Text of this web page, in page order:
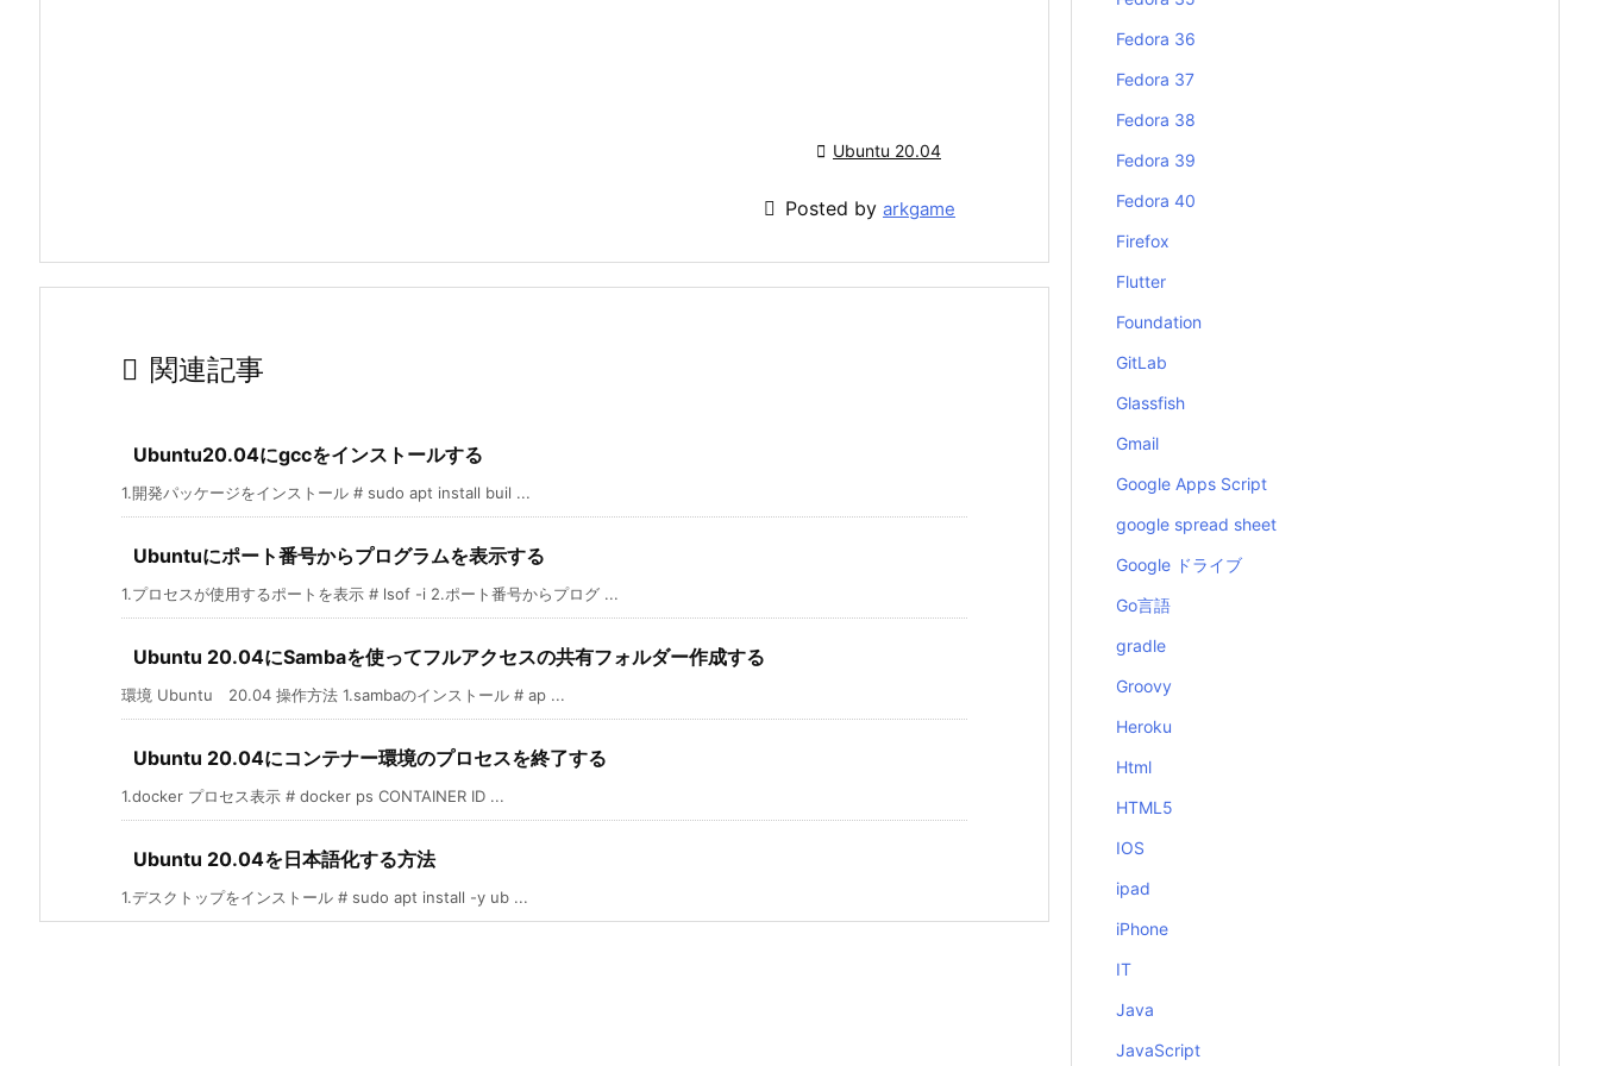
 Ubuntu 20.04
 Posted by arkgame
 関連記事
Ubuntu20.04にgccをインストールする
1.開発パッケージをインストール # sudo apt install buil ...
Ubuntuにポート番号からプログラムを表示する
1.プロセスが使用するポートを表示 # lsof -i 2.ポート番号からプログ ...
Ubuntu 20.04にSambaを使ってフルアクセスの共有フォルダー作成する
環境 Ubuntu 20.04 操作方法 1.sambaのインストール # ap ...
Ubuntu 20.04にコンテナー環境のプロセスを終了する
1.docker プロセス表示 # docker ps CONTAINER ID ...
Ubuntu 20.04を日本語化する方法
1.デスクトップをインストール # sudo apt install -y ub ...
Fedora 36
Fedora 37
Fedora 38
Fedora 39
Fedora 40
Firefox
Flutter
Foundation
GitLab
Glassfish
Gmail
Google Apps Script
google spread sheet
Google ドライブ
Go言語
gradle
Groovy
Heroku
Html
HTML5
IOS
ipad
iPhone
IT
Java
JavaScript